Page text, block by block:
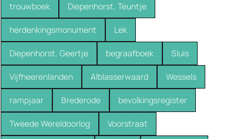
trouwboek Diepenhorst, Teuntje
herdenkingsmonument Lek
Diepenhorst, Geertje begraafboek Sluis
Vijfheerenlanden Alblasserwaard Wessels
rampjaar Brederode bevolkingsregister
Tweede Wereldoorlog Voorstraat